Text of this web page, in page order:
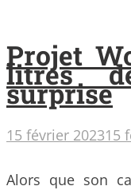
Projet
litres
surprise
15 février 202315
Alors que son